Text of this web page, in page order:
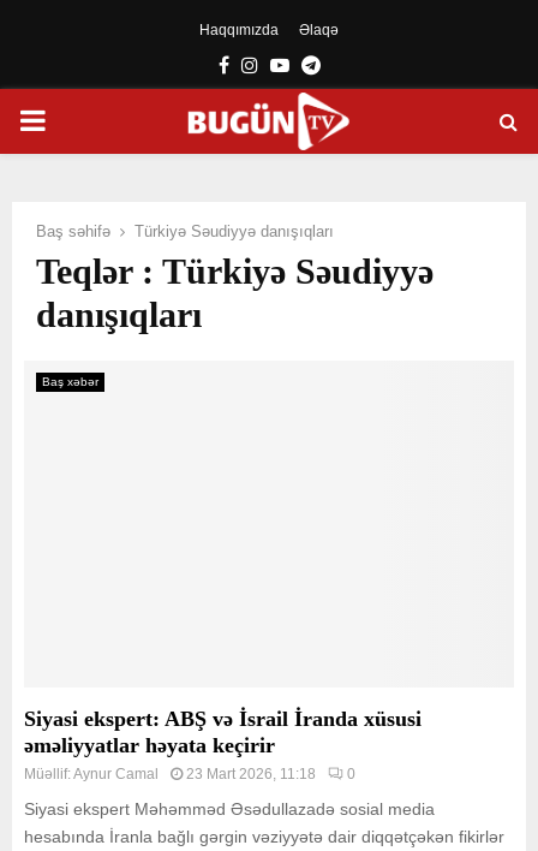
Haqqımızda Əlaqə
Facebook
Instagram
YoutubeTelegram
PRIMARY
Baş səhifə Türkiyə Səudiyyə danışıqları
Teqlər : Türkiyə Səudiyyə
danışıqları
Baş xəbər
Siyasi ekspert: ABŞ və İsrail İranda xüsusi
əməliyyatlar həyata keçirir
Müəllif:Aynur Camal 23 Mart 2026, 11:18 0
Siyasi ekspert Məhəmməd Əsədullazadə sosial media
hesabında İranla bağlı gərgin vəziyyətə dair diqqətçəkən fikirlər